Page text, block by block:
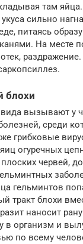
там яйца.
сильно
питаясь
На месте
блохи
вида вызывают у
среди
грибковые
огуречных
плоских червей,
гельминтов
тракт блохи
наносит
в организм и
по всему